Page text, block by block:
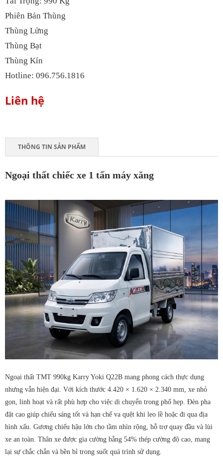
Phiên Bản Thùng
Thùng Lửng
Thùng Bạt
Thùng Kín
Hotline: 096.756.1816
Liên hệ
THÔNG TIN SẢN PHẨM
Ngoại thất chiếc xe 1 tấn máy xăng
Ngoại thất TMT 990kg Karry Yoki Q22B mang phong cách thực dụng
nhưng vẫn hiện đại. Với kích thước 4.420 × 1.620 × 2.340 mm, xe nhỏ
gọn, linh hoạt và rất phù hợp cho việc di chuyển trong phố hẹp. Đèn pha
đặt cao giúp chiếu sáng tốt và hạn chế va quệt khi leo lề hoặc đi qua địa
hình xấu. Gương chiếu hậu lớn cho tầm nhìn rộng, hỗ trợ quay đầu và lùi
xe an toàn. Thân xe được gia cường bằng 54% thép cường độ cao, mang
lại sự chắc chắn và bền bỉ trong suốt quá trình sử dụng.